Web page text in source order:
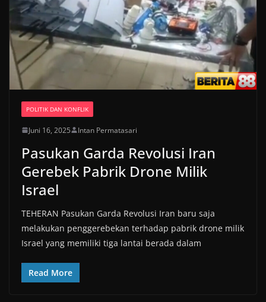
POLITIK DAN KONFLIK
Juni 16, 2025 Intan Permatasari
Pasukan Garda Revolusi Iran
Gerebek Pabrik Drone Milik
Israel
TEHERAN Pasukan Garda Revolusi Iran baru saja
melakukan penggerebekan terhadap pabrik drone milik
Israel yang memiliki tiga lantai berada dalam
Read More